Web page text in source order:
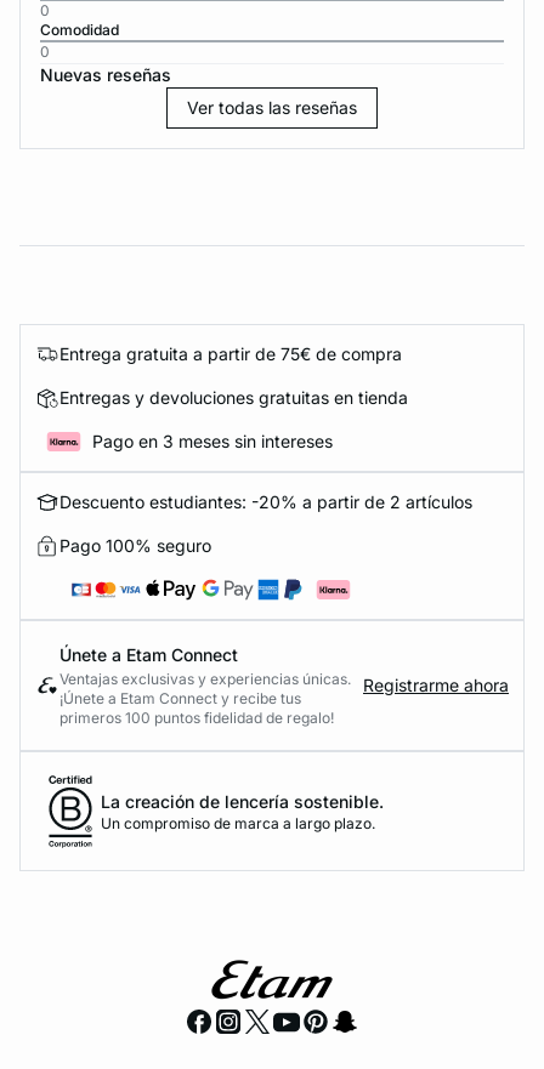
0
Comodidad
0
Nuevas reseñas
Ver todas las reseñas
Entrega gratuita a partir de 75€ de compra
Entregas y devoluciones gratuitas en tienda
Pago en 3 meses sin intereses
Descuento estudiantes: -20% a partir de 2 artículos
Pago 100% seguro
Únete a Etam Connect
Ventajas exclusivas y experiencias únicas.
¡Únete a Etam Connect y recibe tus
primeros 100 puntos fidelidad de regalo!
Registrarme ahora
La creación de lencería sostenible.
Un compromiso de marca a largo plazo.